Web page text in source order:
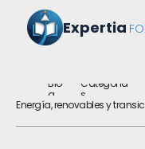
Blo
g
Categoría
s
Energía, renovables y
Expertia